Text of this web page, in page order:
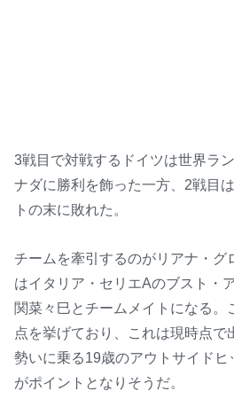
3戦目で対戦するドイツは世界ラ
ナダに勝利を飾った一方、2戦目
トの末に敗れた。
チームを牽引するのがリアナ・グ
はイタリア・セリエAのブスト・
関菜々巳とチームメイトになる。
点を挙げており、これは現時点で
勢いに乗る19歳のアウトサイド
がポイントとなりそうだ。